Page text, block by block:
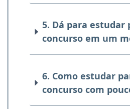
5. Dá para estudar
concurso em um
6. Como estudar
concurso com